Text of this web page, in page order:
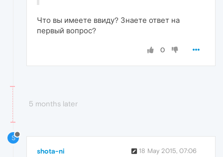
Что вы имеете ввиду? Знаете ответ на
первый вопрос?
0
5 months later
S
shota-ni 18 May 2015, 07:06